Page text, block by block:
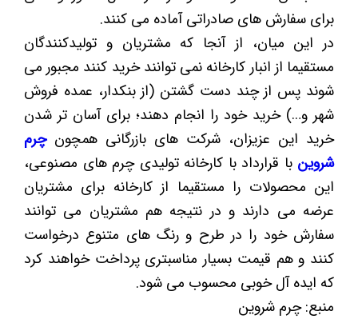
برای سفارش های صادراتی آماده می کنند.
در این میان، از آنجا که مشتریان و تولیدکنندگان
مستقیما از انبار کارخانه نمی توانند خرید کنند مجبور می
شوند پس از چند دست گشتن (از بنکدار، عمده فروش
شهر و…) خرید خود را انجام دهند؛ برای آسان تر شدن
خرید این عزیزان، شرکت های بازرگانی همچونچرم
شروین با قرارداد با کارخانه تولیدی چرم های مصنوعی،
این محصولات را مستقیما از کارخانه برای مشتریان
عرضه می دارند و در نتیجه هم مشتریان می توانند
سفارش خود را در طرح و رنگ های متنوع درخواست
کنند و هم قیمت بسیار مناسبتری پرداخت خواهند کرد
که ایده آل خوبی محسوب می شود.
منبع: چرم شروین